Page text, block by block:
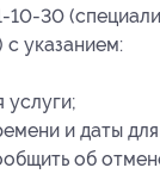
10-30
с указанием:
и даты для
об